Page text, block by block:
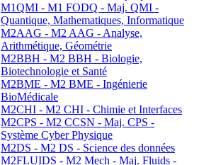
M1QMI - M1 FODQ - Maj. QMI -
Quantique, Mathematiques, Informatique
M2AAG - M2 AAG - Analyse,
Arithmétique, Géométrie
M2BBH - M2 BBH - Biologie,
Biotechnologie et Santé
M2BME - M2 BME - Ingénierie
BioMédicale
M2CHI - M2 CHI - Chimie et Interfaces
M2CPS - M2 CCSN - Maj. CPS -
Système Cyber Physique
M2DS - M2 DS - Science des données
M2FLUIDS - M2 Mech - Maj. Fluids -